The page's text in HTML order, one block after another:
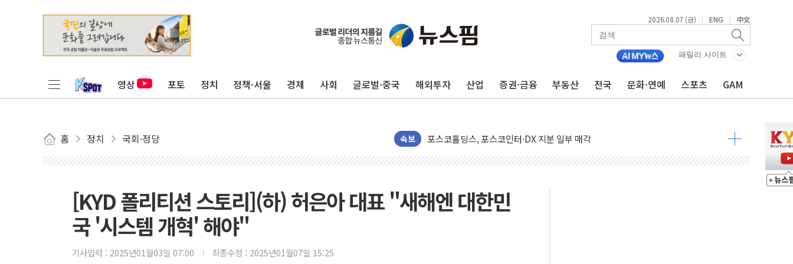
2026.08.07 (금) | ENG | 中文
패밀리 사이트
영상 포토 정치 정책·서울 경제 사회 글로벌·중국 해외투자 산업 증권·금융 부동산 전국 문화·연예 스포츠 GAM
홈 정치 국회·정당 속보
42.5도 역대급 폭염…동물들도 특별식으로 여름나기 [뉴스핌 줌인]
태국 학교서 중학생 총기 난사...최소 7명 사망
40.2도 찍은 서울 등 폭염중대경보 해제…누적 온열질환자 2872명
신세계사이먼 '대구 프리미엄 아울렛' 건립 '본궤도'
李대통령, 호우 피해 경북 안동·의성 특별재난지역 선포
[KYD 폴리티션 스토리](하) 허은아 대표 "새해엔 대한민
국 '시스템 개혁' 해야"
기사입력 : 2025년01월03일 07:00 최종수정 : 2025년01월07일 15:25